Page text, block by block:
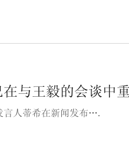
与王毅的会谈中
言人蒂希在新闻发布….